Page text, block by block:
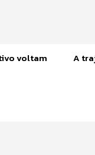
voltam A